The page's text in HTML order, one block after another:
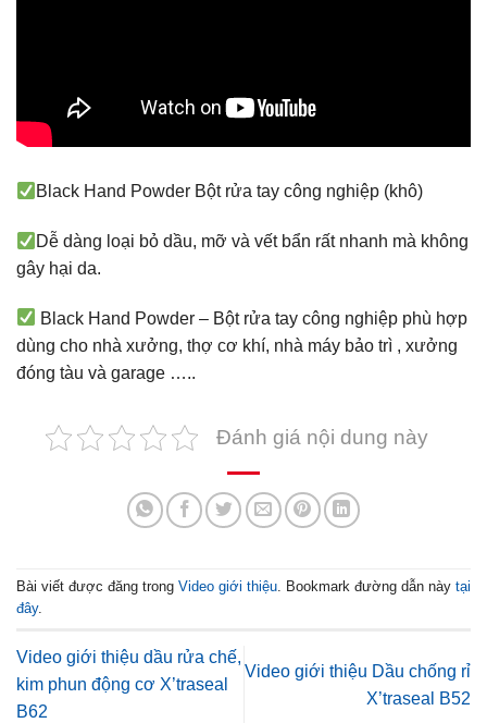
Black Hand Powder Bột rửa tay công nghiệp (khô)
Dễ dàng loại bỏ dầu, mỡ và vết bẩn rất nhanh mà không
gây hại da.
Black Hand Powder – Bột rửa tay công nghiệp phù hợp
dùng cho nhà xưởng, thợ cơ khí, nhà máy bảo trì , xưởng
đóng tàu và garage …..
Đánh giá nội dung này
Bài viết được đăng trong Video giới thiệu. Bookmark đường dẫn này tại
đây.
Video giới thiệu dầu rửa chế,
kim phun động cơ X’traseal
B62
Video giới thiệu Dầu chống rỉ
X’traseal B52